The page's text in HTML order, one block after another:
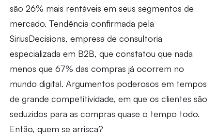
são 26% mais rentáveis em seus segmentos de
mercado. Tendência confirmada pela
SiriusDecisions, empresa de consultoria
especializada em B2B, que constatou que nada
menos que 67% das compras já ocorrem no
mundo digital. Argumentos poderosos em tempos
de grande competitividade, em que os clientes são
seduzidos para as compras quase o tempo todo.
Então, quem se arrisca?